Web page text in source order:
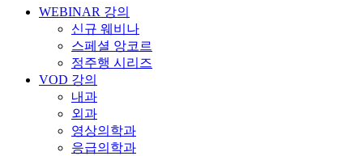
WEBINAR 강의
신규 웨비나
스페셜 앙코르
정주행 시리즈
VOD 강의
내과
외과
영상의학과
응급의학과